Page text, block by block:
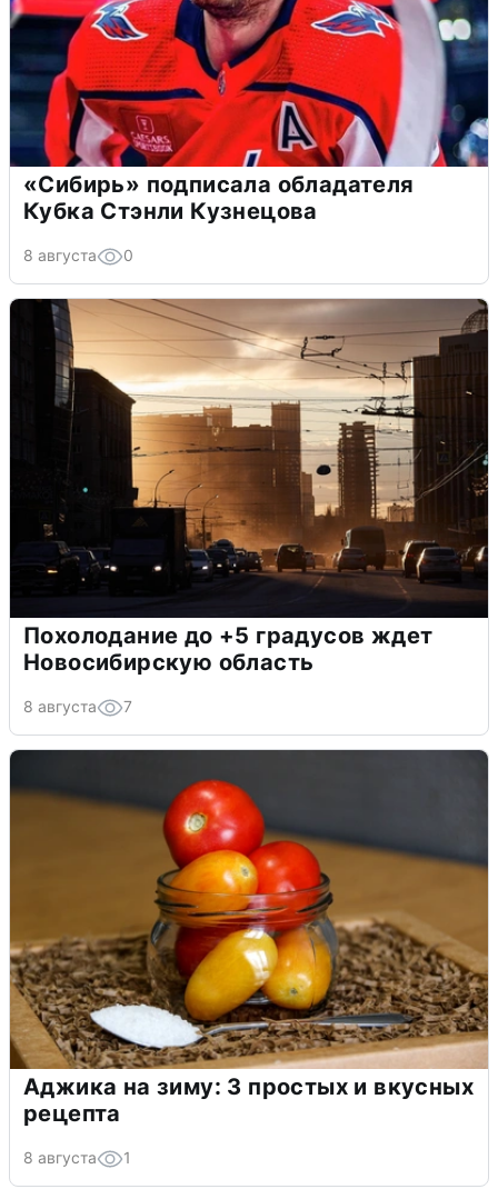
«Сибирь» подписала обладателя
Кубка Стэнли Кузнецова
8 августа 0
Похолодание до +5 градусов ждет
Новосибирскую область
8 августа 7
Аджика на зиму: 3 простых и вкусных
рецепта
8 августа 1